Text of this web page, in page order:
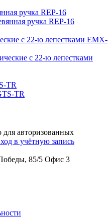
ручка REР-16
с 22-ю лепестками EMX-
TR
авторизованных
в учётную запись
85/5 Офис 3